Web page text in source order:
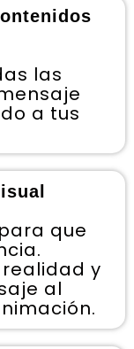
las
a tus
que
y
al